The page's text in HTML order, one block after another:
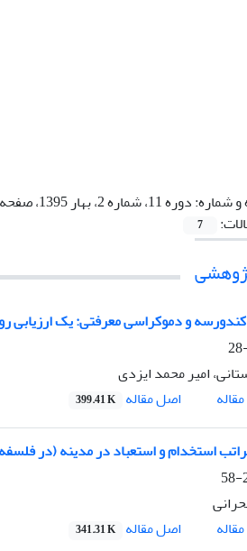
و شماره:دوره 11، شماره 2، بهار 1395، صفحه 1-209
7
و دموکراسی معرفتی: یک ارزیابی
امیر محمد ایزدی
اصل مقاله 399.41 K
استخدام و استعباد در مدینه‌ (در
اصل مقاله 341.31 K